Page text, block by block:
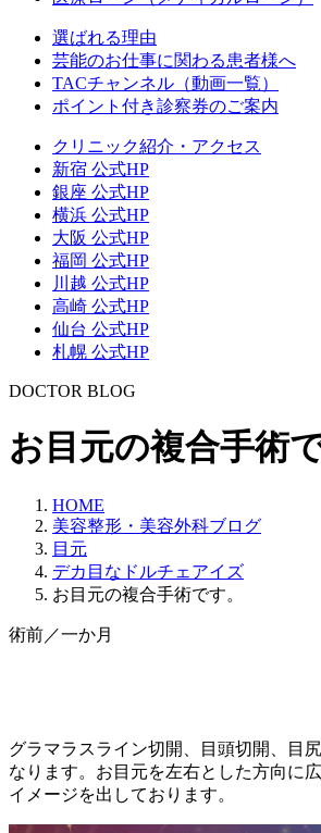
選ばれる理由
芸能のお仕事に関わる患者様へ
TACチャンネル（動画一覧）
ポイント付き診察券のご案内
クリニック紹介・アクセス
新宿 公式HP
銀座 公式HP
横浜 公式HP
大阪 公式HP
福岡 公式HP
川越 公式HP
高崎 公式HP
仙台 公式HP
札幌 公式HP
DOCTOR BLOG
お目元の複合手術で
HOME
美容整形・美容外科ブログ
目元
デカ目なドルチェアイズ
お目元の複合手術です。
術前／一か月
グラマラスライン切開、目頭切開、目
なります。お目元を左右とした方向に
イメージを出しております。